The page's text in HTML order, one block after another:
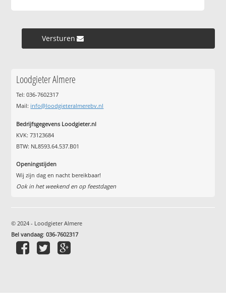
Versturen »
Loodgieter Almere
Tel: 036-7602317
Mail: info@loodgieteralmerebv.nl
Bedrijfsgegevens Loodgieter.nl
KVK: 73123684
BTW: NL8593.64.537.B01
Openingstijden
Wij zijn dag en nacht bereikbaar!
Ook in het weekend en op feestdagen
© 2024 - Loodgieter Almere
Bel vandaag:036-7602317